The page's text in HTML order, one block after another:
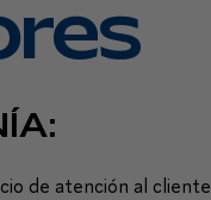
de atención al cliente